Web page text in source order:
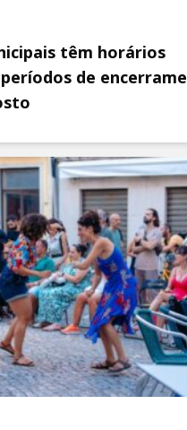
têm horários
de